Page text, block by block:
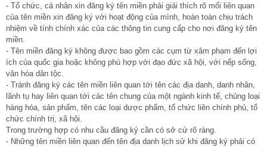
- Tổ chức, cá nhân xin đăng ký tên miền phải giải thích rõ mối liên quan
của tên miền xin đăng ký với hoạt động của mình, hoàn toàn chịu trách
nhiệm về tính chính xác của các thông tin cung cấp cho nơi đăng ký tên
miền.
- Tên miền đăng ký không được bao gồm các cụm từ xâm phạm đến lợi
ích của quốc gia hoặc không phù hợp với đạo đức xã hội, với nếp sống,
văn hóa dân tộc.
- Tránh đăng ký các tên miền liên quan tới tên các địa danh, danh nhân,
lãnh tụ hay liên quan tới các tên chung của một ngành kinh tế, chủng loại
hàng hóa, sản phẩm, tên các loại dược phẩm, tổ chức liên chính phủ, tổ
chức chính trị, xã hội.
Trong trường hợp có nhu cầu đăng ký cần có sở cứ rõ ràng.
- Những tên miền liên quan đến tên địa danh lịch sử khi đăng ký phải có